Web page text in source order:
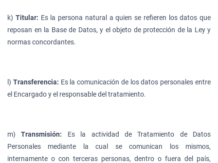
k) Titular: Es la persona natural a quien se refieren los datos que
reposan en la Base de Datos, y el objeto de protección de la Ley y
normas concordantes.
l) Transferencia: Es la comunicación de los datos personales entre
el Encargado y el responsable del tratamiento.
m)Transmisión: Es la actividad de Tratamiento de Datos
Personales mediante la cual se comunican los mismos,
internamente o con terceras personas, dentro o fuera del país,